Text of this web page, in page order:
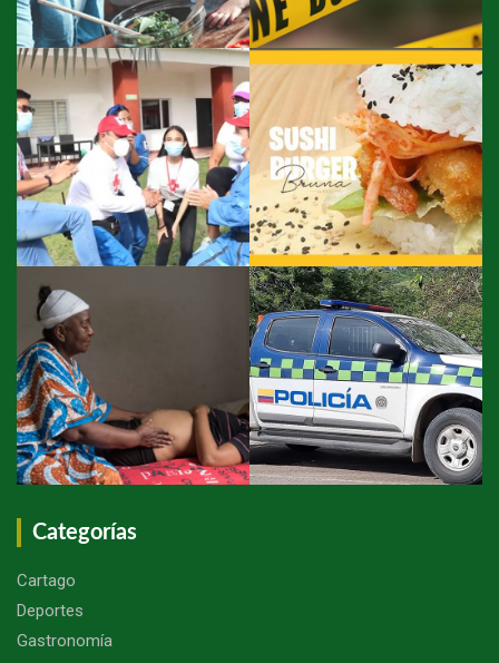
Categorías
Cartago
Deportes
Gastronomía